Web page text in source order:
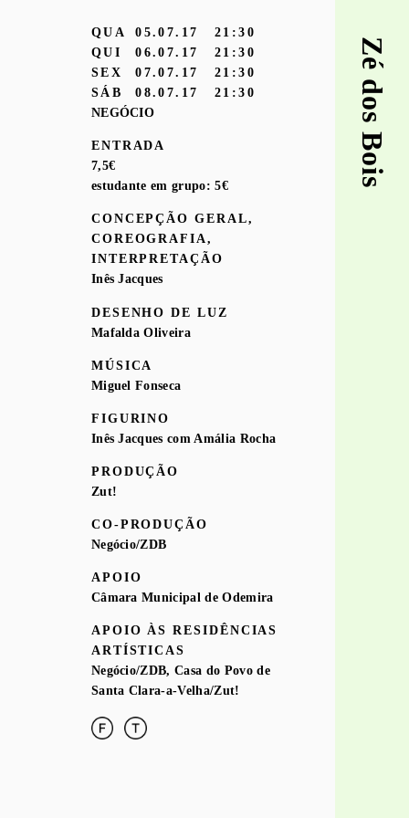
Zé dos Bois
QUA 05.07.17
21:30
QUI
06.07.17
21:30
SEX
07.07.17
21:30
SÁB
08.07.17
21:30
NEGÓCIO
ENTRADA
7,5€
estudante em grupo: 5€
CONCEPÇÃO GERAL,
COREOGRAFIA,
INTERPRETAÇÃO
Inês Jacques
DESENHO DE LUZ
Mafalda Oliveira
MÚSICA
Miguel Fonseca
FIGURINO
Inês Jacques com Amália Rocha
PRODUÇÃO
Zut!
CO-PRODUÇÃO
Negócio/ZDB
APOIO
Câmara Municipal de Odemira
APOIO ÀS RESIDÊNCIAS
ARTÍSTICAS
Negócio/ZDB, Casa do Povo de
Santa Clara-a-Velha/Zut!